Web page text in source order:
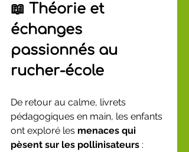
📖 Théorie et
échanges
passionnés au
rucher-école
De retour au calme, livrets
pédagogiques en main, les enfants
ont exploré les menaces qui
pèsent sur les pollinisateurs :